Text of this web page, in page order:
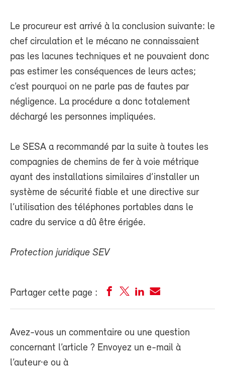
Le procureur est arrivé à la conclusion suivante: le
chef circulation et le mécano ne connaissaient
pas les lacunes techniques et ne pouvaient donc
pas estimer les conséquences de leurs actes;
c’est pourquoi on ne parle pas de fautes par
négligence. La procédure a donc totalement
déchargé les personnes impliquées.
Le SESA a recommandé par la suite à toutes les
compagnies de chemins de fer à voie métrique
ayant des installations similaires d’installer un
système de sécurité fiable et une directive sur
l’utilisation des téléphones portables dans le
cadre du service a dû être érigée.
Protection juridique SEV
Partager cette page :
Avez-vous un commentaire ou une question
concernant l’article ? Envoyez un e-mail à
l’auteur·e ou à